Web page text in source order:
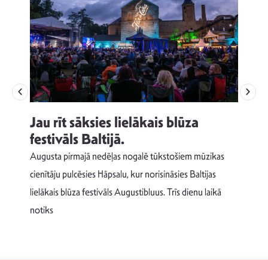
Jau rīt sāksies lielākais blūza
festivāls Baltijā.
Augusta pirmajā nedēļas nogalē tūkstošiem mūzikas
cienītāju pulcēsies Hāpsalu, kur norisināsies Baltijas
lielākais blūza festivāls Augustibluus. Trīs dienu laikā
notiks